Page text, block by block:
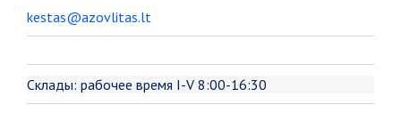
kestas@azovlitas.lt
Склады: рабочее время I-V 8:00-16:30